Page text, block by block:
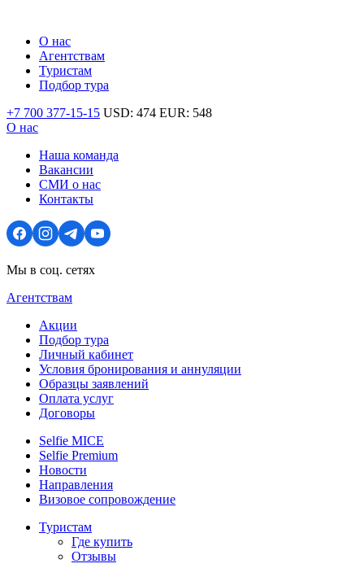
О нас
Агентствам
Туристам
Подбор тура
+7 700 377-15-15 USD: 474 EUR: 548
О нас
Наша команда
Вакансии
СМИ о нас
Контакты
Мы в соц. сетях
Агентствам
Акции
Подбор тура
Личный кабинет
Условия бронирования и аннуляции
Образцы заявлений
Оплата услуг
Договоры
Selfie MICE
Selfie Premium
Новости
Направления
Визовое сопровождение
Туристам
Где купить
Отзывы